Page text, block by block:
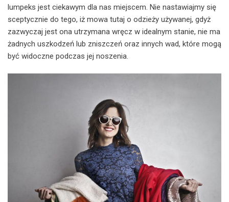
lumpeks jest ciekawym dla nas miejscem. Nie nastawiajmy się
sceptycznie do tego, iż mowa tutaj o odzieży używanej, gdyż
zazwyczaj jest ona utrzymana wręcz w idealnym stanie, nie ma
żadnych uszkodzeń lub zniszczeń oraz innych wad, które mogą
być widoczne podczas jej noszenia.